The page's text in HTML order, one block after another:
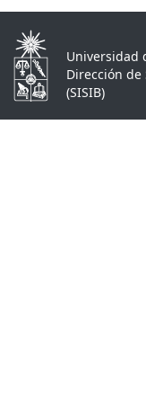
Universidad
Dirección
(SISIB)